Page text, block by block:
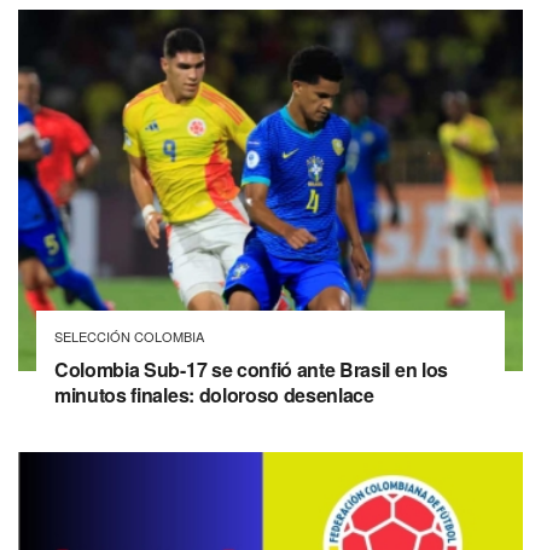
SELECCIÓN COLOMBIA
Colombia Sub-17 se confió ante Brasil en los
minutos finales: doloroso desenlace